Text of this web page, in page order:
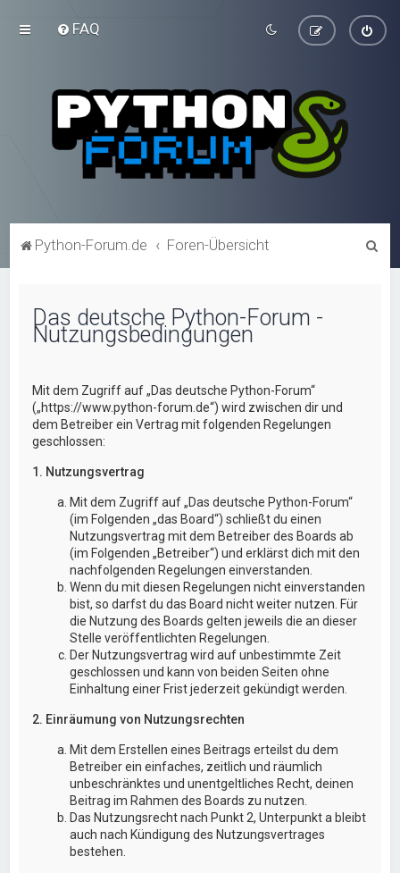
FAQ
Python-Forum.de Foren-Übersicht
Das deutsche Python-Forum -
Nutzungsbedingungen
Mit dem Zugriff auf „Das deutsche Python-Forum“
(„https://www.python-forum.de“) wird zwischen dir und
dem Betreiber ein Vertrag mit folgenden Regelungen
geschlossen:
1. Nutzungsvertrag
Mit dem Zugriff auf „Das deutsche Python-Forum“
(im Folgenden „das Board“) schließt du einen
Nutzungsvertrag mit dem Betreiber des Boards ab
(im Folgenden „Betreiber“) und erklärst dich mit den
nachfolgenden Regelungen einverstanden.
Wenn du mit diesen Regelungen nicht einverstanden
bist, so darfst du das Board nicht weiter nutzen. Für
die Nutzung des Boards gelten jeweils die an dieser
Stelle veröffentlichten Regelungen.
Der Nutzungsvertrag wird auf unbestimmte Zeit
geschlossen und kann von beiden Seiten ohne
Einhaltung einer Frist jederzeit gekündigt werden.
2. Einräumung von Nutzungsrechten
Mit dem Erstellen eines Beitrags erteilst du dem
Betreiber ein einfaches, zeitlich und räumlich
unbeschränktes und unentgeltliches Recht, deinen
Beitrag im Rahmen des Boards zu nutzen.
Das Nutzungsrecht nach Punkt 2, Unterpunkt a bleibt
auch nach Kündigung des Nutzungsvertrages
bestehen.